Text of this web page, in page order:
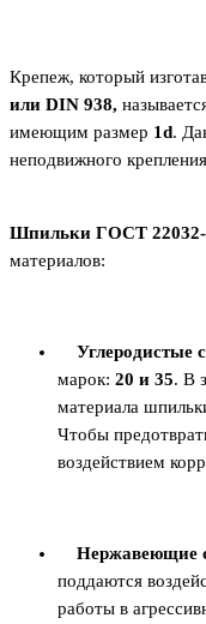
Крепеж, который
или DIN 938,
имеющим размер 1d.
неподвижного
Шпильки ГОСТ 22032-
материалов:
Углеродистые
марок: 20 и 35. В
материала
Чтобы
воздействием
Нержавеющие
поддаются
работы в